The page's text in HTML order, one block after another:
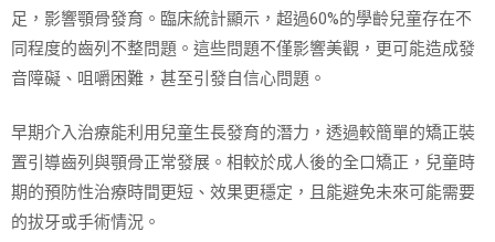
足，影響顎骨發育。臨床統計顯示，超過60%的學齡兒童存在不
同程度的齒列不整問題。這些問題不僅影響美觀，更可能造成發
音障礙、咀嚼困難，甚至引發自信心問題。
早期介入治療能利用兒童生長發育的潛力，透過較簡單的矯正裝
置引導齒列與顎骨正常發展。相較於成人後的全口矯正，兒童時
期的預防性治療時間更短、效果更穩定，且能避免未來可能需要
的拔牙或手術情況。